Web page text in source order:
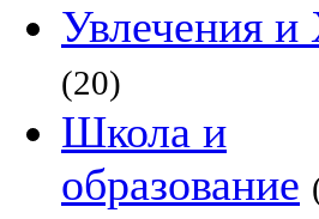
Увлечения и
(20)
Школа и
образование